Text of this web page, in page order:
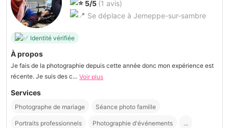
5/5 (1 avis)
Se déplace à Jemeppe-sur-sambre
Identité vérifiée
À propos
Je fais de la photographie depuis cette année donc mon expérience est
récente. Je suis des c... Voir plus
Services
Photographe de mariage Séance photo famille
Portraits professionnels Photographie d'événements ...